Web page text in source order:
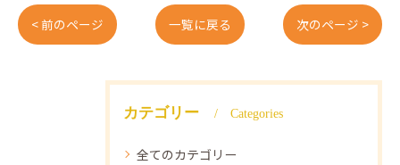
< 前のページ 一覧に戻る 次のページ >
カテゴリー Categories
全てのカテゴリー